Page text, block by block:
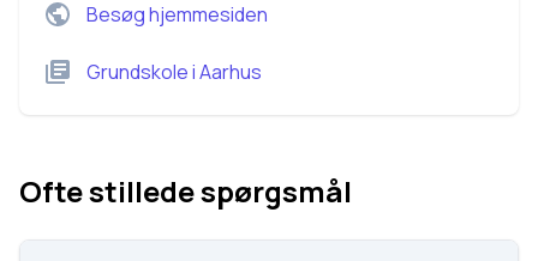
Besøg hjemmesiden
GrundskoleiAarhus
Ofte stillede spørgsmål